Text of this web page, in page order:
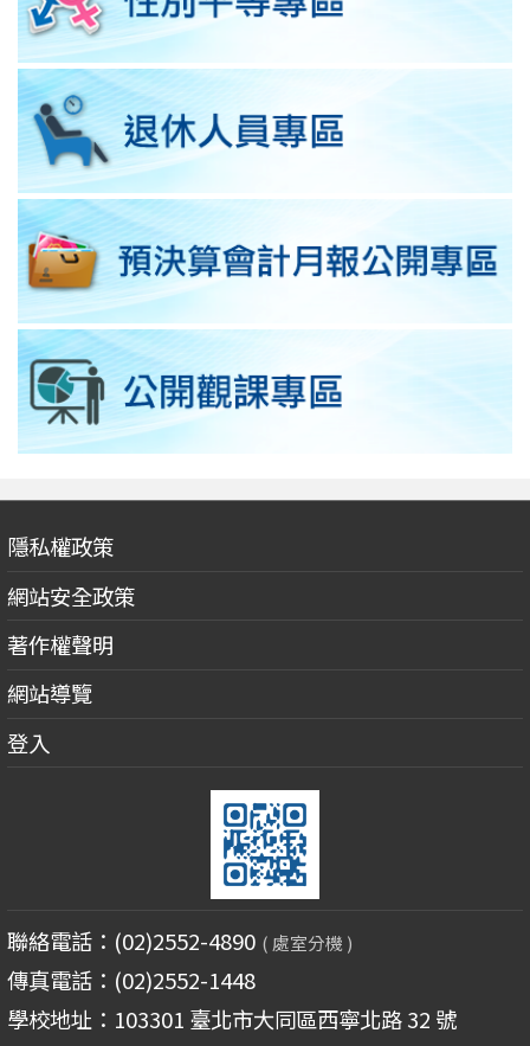
隱私權政策
網站安全政策
著作權聲明
網站導覽
登入
聯絡電話：(02)2552-4890 ( 處室分機 )
傳真電話：(02)2552-1448
學校地址：103301 臺北市大同區西寧北路 32 號